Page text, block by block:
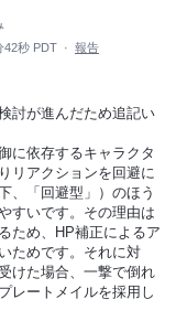
42秒 PDT · 報告
討が進んだため追記い
に依存するキャラクタ
リアクションを回避に
、「回避型」）のほう
すいです。その理由は
ため、HP補正によるア
ためです。それに対
けた場合、一撃で倒れ
レートメイルを採用し